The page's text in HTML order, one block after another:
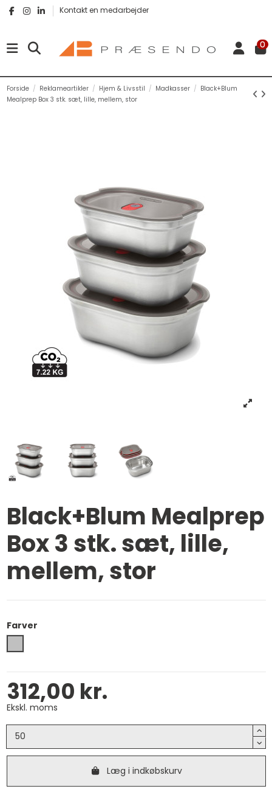
Kontakt en medarbejder
0
Forside Reklameartikler Hjem & Livsstil Madkasser
Black+Blum
Mealprep Box 3 stk. sæt, lille, mellem, stor
Black+Blum Mealprep
Box 3 stk. sæt, lille,
mellem, stor
Farver
312,00 kr.
Ekskl. moms
Læg i indkøbskurv